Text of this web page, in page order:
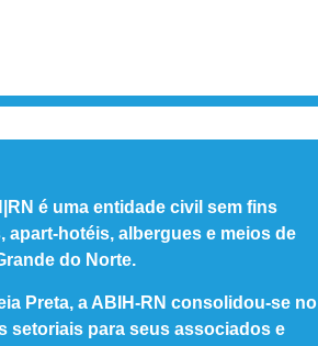
é uma entidade civil sem fins
hotéis, albergues e meios de
do Norte.
Preta, a ABIH-RN consolidou-se no
setoriais para seus associados e